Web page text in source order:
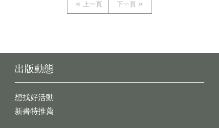
上一頁 下一頁
出版動態
想找好活動
新書特推薦